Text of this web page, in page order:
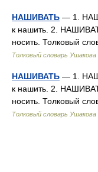
НАШИВАТЬ — 1.
к нашить. 2.
носить. Толковый
Толковый словарь Ушакова
НАШИВАТЬ — 1.
к нашить. 2.
носить. Толковый
Толковый словарь Ушакова